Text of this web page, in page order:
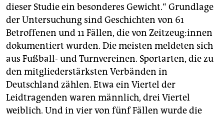
dieser Studie ein besonderes Gewicht.“ Grundlage
der Untersuchung sind Geschichten von 61
Betroffenen und 11 Fällen, die von Zeit­zeu­g:­in­nen
dokumentiert wurden. Die meisten meldeten sich
aus Fußball- und Turnvereinen. Sportarten, die zu
den mitgliederstärksten Verbänden in
Deutschland zählen. Etwa ein Viertel der
Leidtragenden waren männlich, drei Viertel
weiblich. Und in vier von fünf Fällen wurde die